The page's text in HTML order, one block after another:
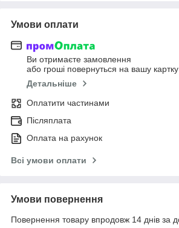
Умови оплати
Ви отримаєте замовлення
або гроші повернуться на вашу картку
Детальніше
Оплатити частинами
Післяплата
Оплата на рахунок
Всі умови оплати
Умови повернення
Повернення товару впродовж 14 днів за